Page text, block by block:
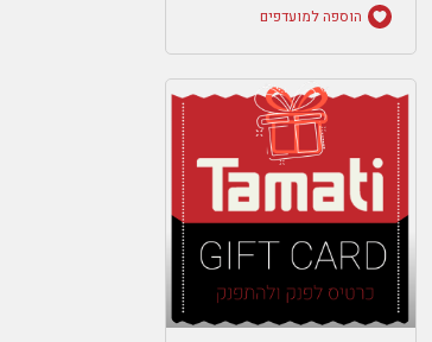
הוספה למועדפים
בחר סכום